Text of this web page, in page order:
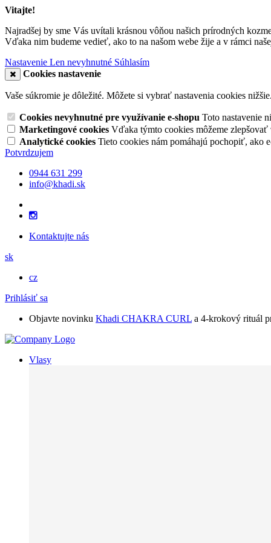
Vitajte!
Najradšej by sme Vás uvítali krásnou vôňou našich prírodných
Vďaka nim budeme vedieť, ako to na našom webe žije a v rámci
Nastavenie Len nevyhnutné Súhlasím
Cookies nastavenie
Vaše súkromie je dôležité. Môžete si vybrať nastavenia cookies nižšie.
Cookies nevyhnutné pre využívanie e-shopu Toto nastavenie
Marketingové cookies Vďaka týmto cookies môžeme
Analytické cookies Tieto cookies nám pomáhajú pochopiť, ako
Potvrdzujem
0944 631 299
info@khadi.sk
Kontaktujte nás
sk
cz
Prihlásiť sa
Objavte novinku Khadi CHAKRA CURL a 4-krokový rituál
Vlasy